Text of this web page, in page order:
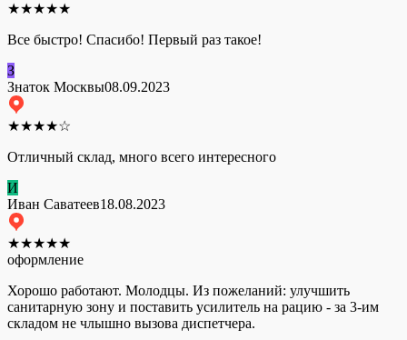
★★★★★
Все быстро! Спасибо! Первый раз такое!
З
Знаток Москвы08.09.2023
★★★★☆
Отличный склад, много всего интересного
И
Иван Саватеев18.08.2023
★★★★★
оформление
Хорошо работают. Молодцы. Из пожеланий: улучшить
санитарную зону и поставить усилитель на рацию - за 3-им
складом не члышно вызова диспетчера.